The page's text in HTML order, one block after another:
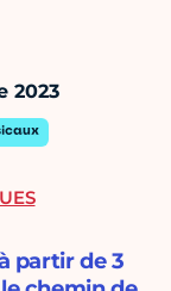
2023
partir de 3